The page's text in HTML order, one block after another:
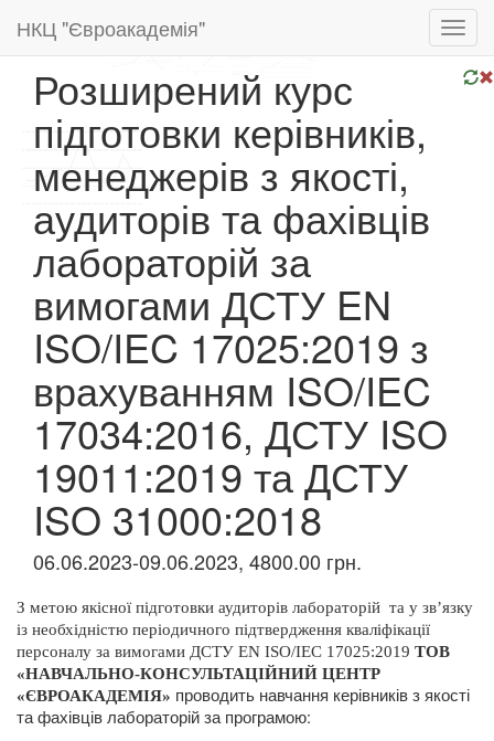
НКЦ "Євроакадемія"
Розширений курс
підготовки керівників,
менеджерів з якості,
аудиторів та фахівців
лабораторій за
вимогами ДСТУ EN
ISO/IEC 17025:2019 з
врахуванням ISO/IEC
17034:2016, ДСТУ ISO
19011:2019 та ДСТУ
ISO 31000:2018
06.06.2023-09.06.2023, 4800.00 грн.
З метою якісної підготовки аудиторів лабораторій та у зв’язку
із необхідністю періодичного підтвердження кваліфікації
персоналу за вимогами ДСТУ EN ISO/IEC 17025:2019 ТОВ
«НАВЧАЛЬНО-КОНСУЛЬТАЦІЙНИЙ ЦЕНТР
«ЄВРОАКАДЕМІЯ» проводить навчання керівників з якості
та фахівців лабораторій за програмою: